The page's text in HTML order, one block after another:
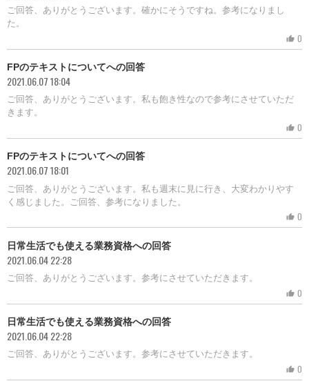
ご回答、ありがとうございます。確かにそうですね。参考になりまし
た。
thumb_up 0
FPのテキストについてへの回答
2021.06.07 18:04
ご回答、ありがとうございます。私も飽き性なので参考にさせていただ
きます。
thumb_up 0
FPのテキストについてへの回答
2021.06.07 18:01
ご回答、ありがとうございます。私も週末に見に行き、大変わかりやす
く感じました。ご回答、参考になりました。
thumb_up 0
日常生活でも使える業務資格への回答
2021.06.04 22:28
ご回答、ありがとうございます。参考にさせていただきます。
thumb_up 0
日常生活でも使える業務資格への回答
2021.06.04 22:28
ご回答、ありがとうございます。参考にさせていただきます。
thumb_up 0